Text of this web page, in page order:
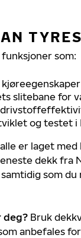
som:
slitebane for
og testet i
er laget
dekk fra
som du
deg? Bruk
anbefales